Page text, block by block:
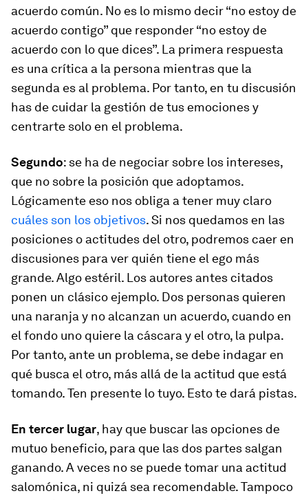
acuerdo común. No es lo mismo decir “no estoy de
acuerdo contigo” que responder “no estoy de
acuerdo con lo que dices”. La primera respuesta
es una crítica a la persona mientras que la
segunda es al problema. Por tanto, en tu discusión
has de cuidar la gestión de tus emociones y
centrarte solo en el problema.
Segundo: se ha de negociar sobre los intereses,
que no sobre la posición que adoptamos.
Lógicamente eso nos obliga a tener muy claro
cuáles son los objetivos. Si nos quedamos en las
posiciones o actitudes del otro, podremos caer en
discusiones para ver quién tiene el ego más
grande. Algo estéril. Los autores antes citados
ponen un clásico ejemplo. Dos personas quieren
una naranja y no alcanzan un acuerdo, cuando en
el fondo uno quiere la cáscara y el otro, la pulpa.
Por tanto, ante un problema, se debe indagar en
qué busca el otro, más allá de la actitud que está
tomando. Ten presente lo tuyo. Esto te dará pistas.
En tercer lugar, hay que buscar las opciones de
mutuo beneficio, para que las dos partes salgan
ganando. A veces no se puede tomar una actitud
salomónica, ni quizá sea recomendable. Tampoco